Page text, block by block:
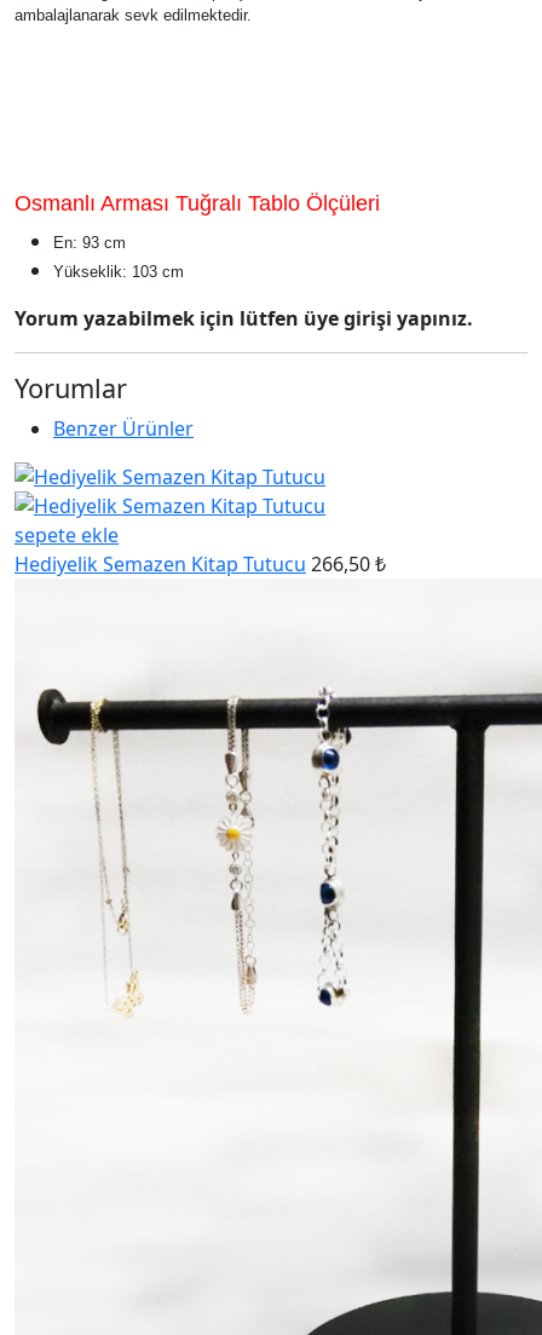
ambalajlanarak sevk edilmektedir.
Osmanlı Arması Tuğralı Tablo Ölçüleri
En: 93 cm
Yükseklik: 103 cm
Yorum yazabilmek için lütfen üye girişi yapınız.
Yorumlar
Benzer Ürünler
sepete ekle
Hediyelik Semazen Kitap Tutucu 266,50 ₺